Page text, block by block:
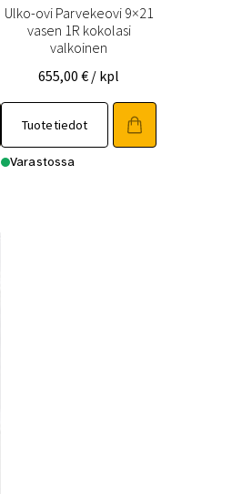
Ulko-ovi Parvekeovi 9×21
vasen 1R kokolasi
valkoinen
655,00€ / kpl
Tuotetiedot
Varastossa